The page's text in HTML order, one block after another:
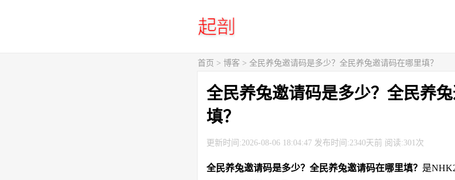
首页 > 博客 > 全民养兔邀请码是多少？全民养兔邀请码在哪里填？
全民养兔邀请码是多少？全民养
填？
更新时间:2026-08-06 18:04:47 发布时间:2340天前 阅读:301次
全民养兔邀请码是多少？全民养兔邀请码在哪里填？ 是